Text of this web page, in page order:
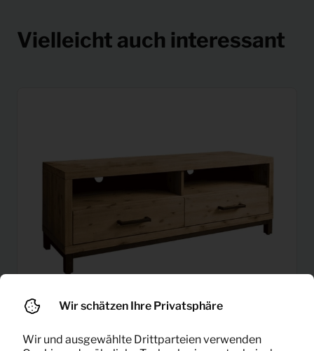
Vielleicht auch interessant
Wir schätzen Ihre Privatsphäre
Wir und ausgewählte Drittparteien verwenden